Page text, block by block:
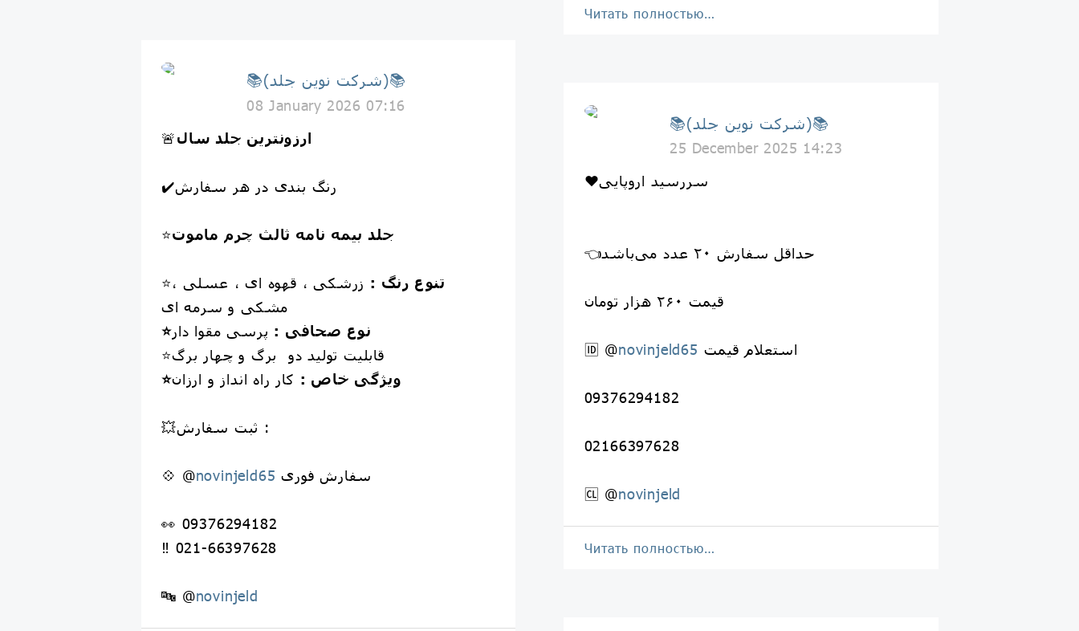
📚(شرکت نوین جلد)📚
08 January 2026 07:16
🚨ارزونترین جلد سال
✔️رنگ بندی در هر سفارش
⭐️جلد بیمه نامه ثالث چرم ماموت
⭐️ تنوع رنگ : زرشکی ، قهوه ای ، عسلی ،
مشکی و سرمه ای
⭐️نوع صحافی :
⭐️قابلیت تولید دو برگ و چهار برگ
⭐️ویژگی خاص : کار راه انداز و ارزان
💥ثبت سفارش :
💠 @novinjeld65 سفارش فوری
👀 09376294182
‼️ 021-66397628
🔤 @novinjeld
Читать полностью…
📚(شرکت نوین جلد)📚
25 December 2025 14:23
❤️سررسید اروپایی
👈حداقل سفارش ۲۰ عدد می‌باشد
قیمت ۲۶۰ هزار تومان
🆔 @novinjeld65 استعلام قیمت
09376294182
02166397628
🆑 @novinjeld
Читать полностью…